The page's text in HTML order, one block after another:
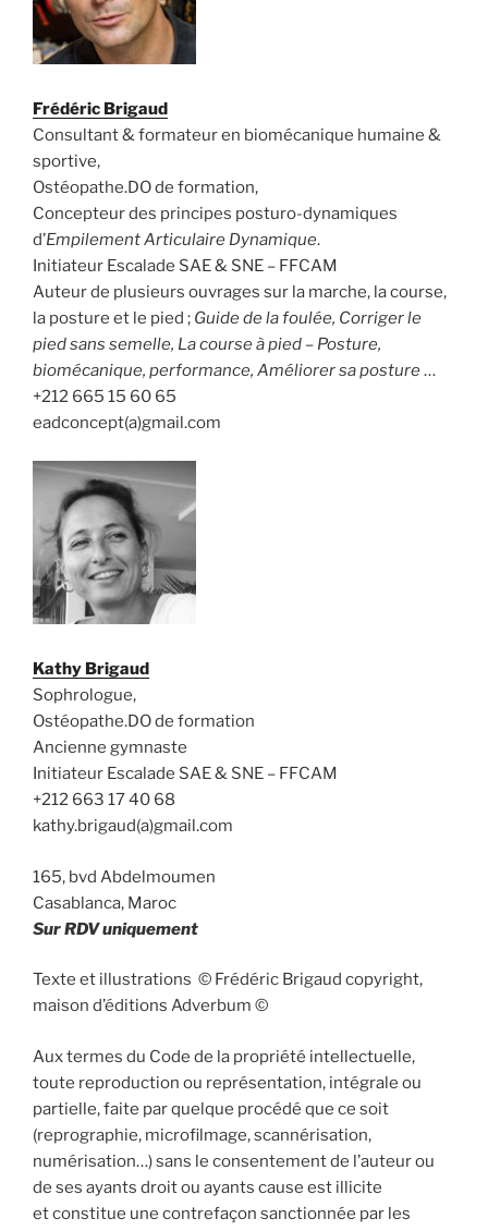
Frédéric Brigaud
Consultant & formateur en biomécanique humaine &
sportive,
Ostéopathe.DO de formation,
Concepteur des principes posturo-dynamiques
d’Empilement Articulaire Dynamique.
Initiateur Escalade SAE & SNE – FFCAM
Auteur de plusieurs ouvrages sur la marche, la course,
la posture et le pied ; Guide de la foulée, Corriger le
pied sans semelle, La course à pied – Posture,
biomécanique, performance, Améliorer sa posture…
+212 665 15 60 65
eadconcept(a)gmail.com
Kathy Brigaud
Sophrologue,
Ostéopathe.DO de formation
Ancienne gymnaste
Initiateur Escalade SAE & SNE – FFCAM
+212 663 17 40 68
kathy.brigaud(a)gmail.com
165, bvd Abdelmoumen
Casablanca, Maroc
Sur RDV uniquement
Texte et illustrations © Frédéric Brigaud copyright,
maison d’éditions Adverbum ©
Aux termes du Code de la propriété intellectuelle,
toute reproduction ou représentation, intégrale ou
partielle, faite par quelque procédé que ce soit
(reprographie, microfilmage, scannérisation,
numérisation…) sans le consentement de l’auteur ou
de ses ayants droit ou ayants cause est illicite
et constitue une contrefaçon sanctionnée par les